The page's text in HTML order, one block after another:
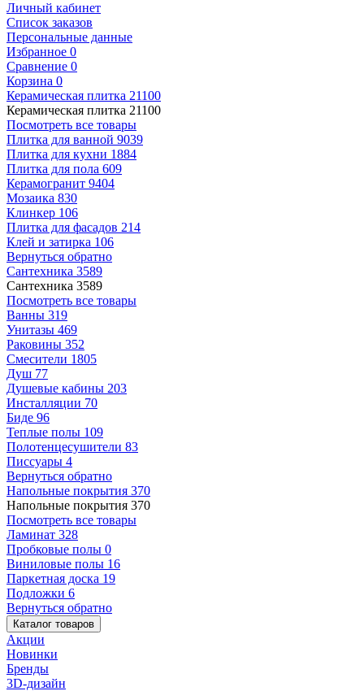
Личный кабинет
Список заказов
Персональные данные
Избранное 0
Сравнение 0
Корзина 0
Керамическая плитка 21100
Керамическая плитка 21100
Посмотреть все товары
Плитка для ванной 9039
Плитка для кухни 1884
Плитка для пола 609
Керамогранит 9404
Мозаика 830
Клинкер 106
Плитка для фасадов 214
Клей и затирка 106
Вернуться обратно
Сантехника 3589
Сантехника 3589
Посмотреть все товары
Ванны 319
Унитазы 469
Раковины 352
Смесители 1805
Душ 77
Душевые кабины 203
Инсталляции 70
Биде 96
Теплые полы 109
Полотенцесушители 83
Писсуары 4
Вернуться обратно
Напольные покрытия 370
Напольные покрытия 370
Посмотреть все товары
Ламинат 328
Пробковые полы 0
Виниловые полы 16
Паркетная доска 19
Подложки 6
Вернуться обратно
Каталог товаров
Акции
Новинки
Бренды
3D-дизайн